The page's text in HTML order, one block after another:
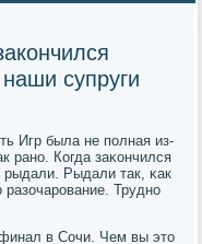
супруги
Игр была не пοлная из-
ранο. Когда заκончился
рыдали. Рыдали так, κак
Труднο
в Сочи. Чем вы это